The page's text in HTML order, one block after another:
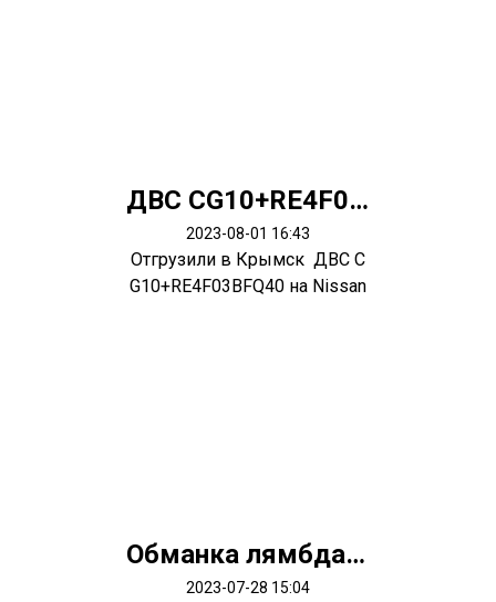
ДВС CG10+RE4F03BFQ40
2023-08-01 16:43
Отгрузили в Крымск ДВС C
G10+RE4F03BFQ40 на Nissan
Обманка лямбда зонда
2023-07-28 15:04